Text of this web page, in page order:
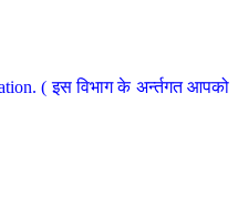
( इस विभाग के अर्न्तगत आपको